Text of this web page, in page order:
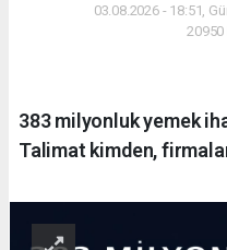
03.08.2026 - 18:51,
20950
383 milyonluk yemek
Talimat kimden,